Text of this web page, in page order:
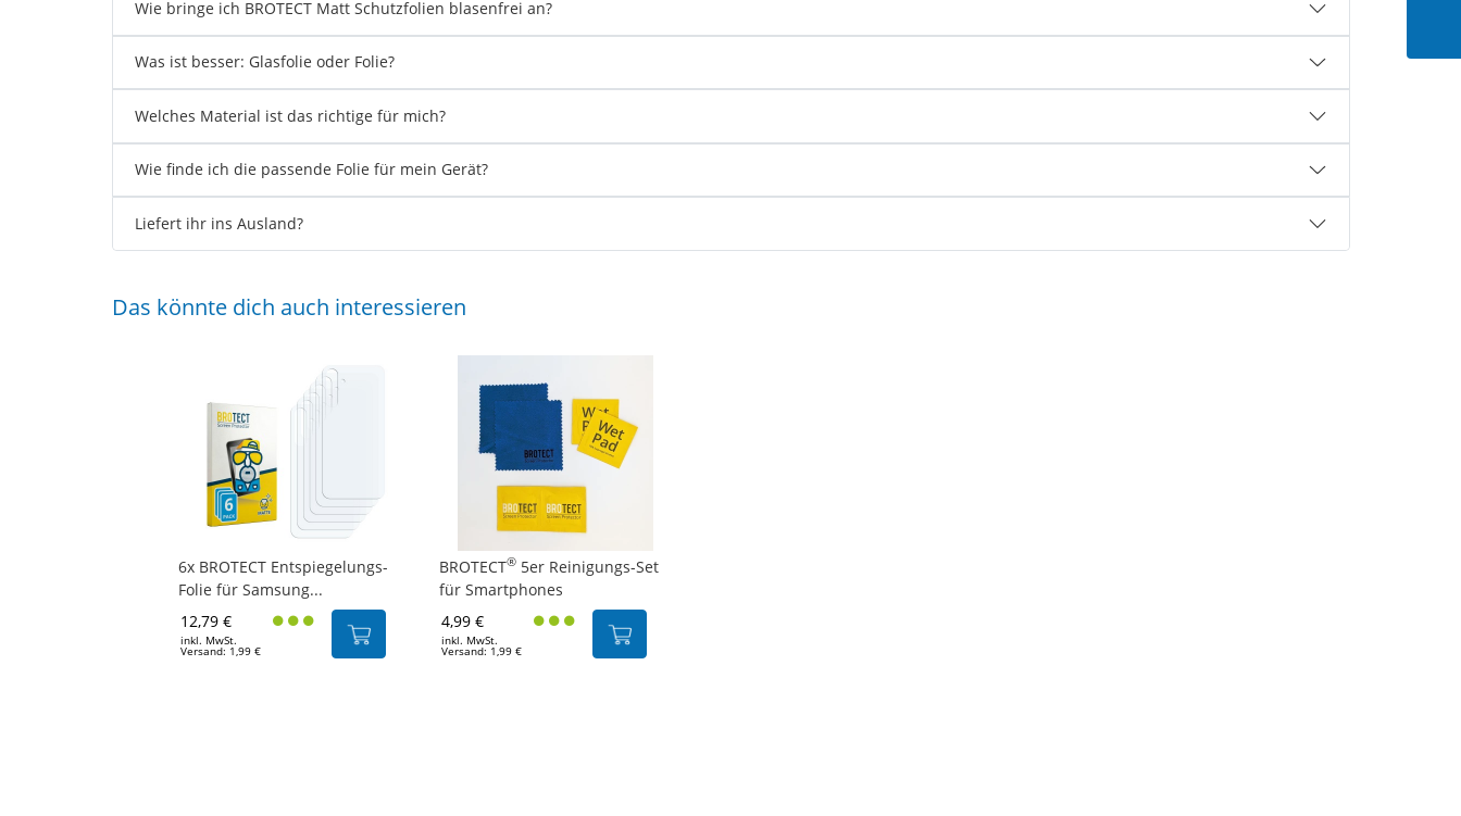
Wie bringe ich BROTECT Matt Schutzfolien blasenfrei an?
Was ist besser: Glasfolie oder Folie?
Welches Material ist das richtige für mich?
Wie finde ich die passende Folie für mein Gerät?
Liefert ihr ins Ausland?
Das könnte dich auch interessieren
6x BROTECT Entspiegelungs-
Folie für Samsung...
12,79 €
inkl. MwSt.
Versand: 1,99 €
BROTECT®5er Reinigungs-Set
für Smartphones
4,99 €
inkl. MwSt.
Versand: 1,99 €